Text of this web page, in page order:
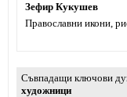
Зефир Кукушев
Православни икони,
Съвпадащи ключови
художници